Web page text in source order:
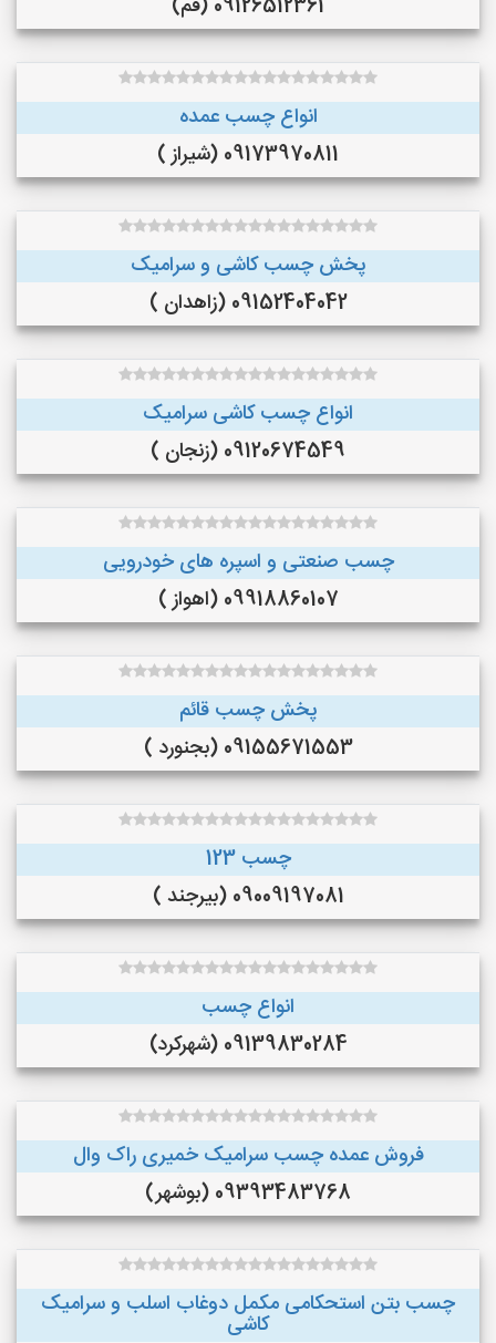
09126512361 (قم)
انواع چسب عمده
09173970811 (شیراز )
پخش چسب کاشی و سرامیک
09152404042 (زاهدان )
انواع چسب کاشی سرامیک
09120674549 (زنجان )
چسب صنعتی و اسپره های خودرویی
09918860107 (اهواز )
پخش چسب قائم
09155671553 (بجنورد )
چسب 123
09009197081 (بیرجند )
انواع چسب
09139830284 (شهرکرد)
فروش عمده چسب سرامیک خمیری راک وال
09393483768 (بوشهر)
چسب بتن استحکامی مکمل دوغاب اسلب و سرامیک
کاشی